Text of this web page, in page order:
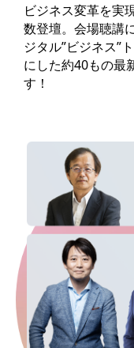
ビジネス変革を実
数登壇。会場聴講
ジタル”ビジネス”
にした約40もの最
す！